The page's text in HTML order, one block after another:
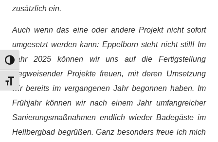
Umschalten auf hohe Kontraste
Schrift vergrößern
zusätzlich ein.
Auch wenn das eine oder andere Projekt nicht sofort
umgesetzt werden kann: Eppelborn steht nicht still! Im
Jahr 2025 können wir uns auf die Fertigstellung
wegweisender Projekte freuen, mit deren Umsetzung
wir bereits im vergangenen Jahr begonnen haben. Im
Frühjahr können wir nach einem Jahr umfangreicher
Sanierungsmaßnahmen endlich wieder Badegäste im
Hellbergbad begrüßen. Ganz besonders freue ich mich